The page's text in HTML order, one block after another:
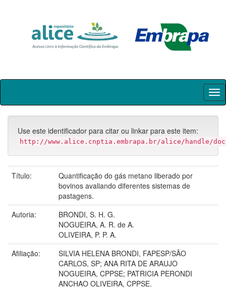
Skip
Use este identificador para citar ou linkar para este item:
http://www.alice.cnptia.embrapa.br/alice/handle/
Título:
Quantificação do gás metano liberado por
bovinos avaliando diferentes sistemas de
pastagens.
Autoria:
BRONDI, S. H. G.
NOGUEIRA, A. R. de A.
OLIVEIRA, P. P. A.
Afiliação:
SILVIA HELENA BRONDI, FAPESP/SÃO
CARLOS, SP; ANA RITA DE ARAUJO
NOGUEIRA, CPPSE; PATRICIA PERONDI
ANCHAO OLIVEIRA, CPPSE.